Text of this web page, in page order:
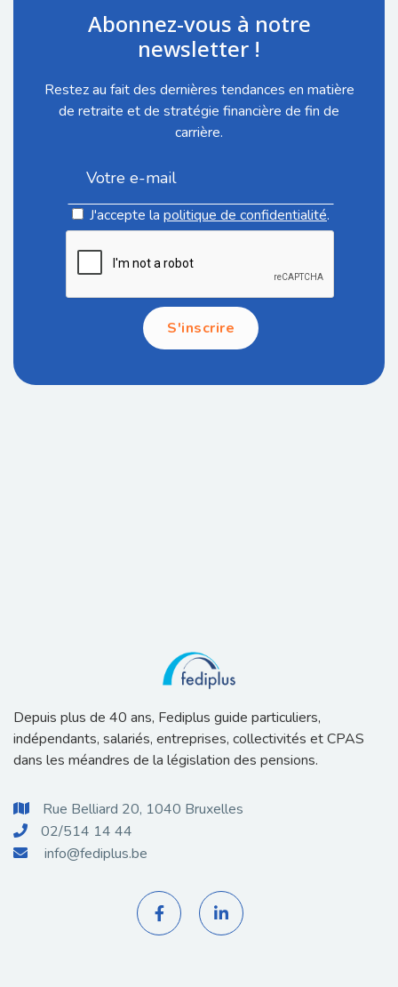
Abonnez-vous à notre
newsletter !
Restez au fait des dernières tendances en matière
de retraite et de stratégie financière de fin de
carrière.
J'accepte la politique de confidentialité.
Depuis plus de 40 ans, Fediplus guide particuliers,
indépendants, salariés, entreprises, collectivités et CPAS
dans les méandres de la législation des pensions.
 Rue Belliard 20, 1040 Bruxelles
 02/514 14 44
 info@fediplus.be
 